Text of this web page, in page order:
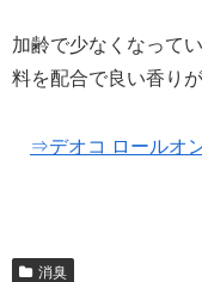
加齢で少なくなって
料を配合で良い香りが
⇒デオコ ロールオ
消臭